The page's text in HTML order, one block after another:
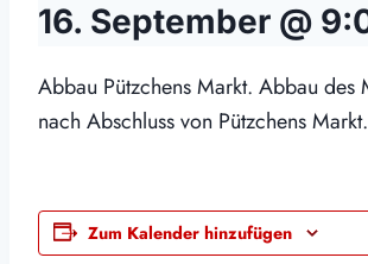
16. September @
Abbau Pützchens Markt. Abbau des
nach Abschluss von Pützchens Markt.
Zum Kalender hinzufügen